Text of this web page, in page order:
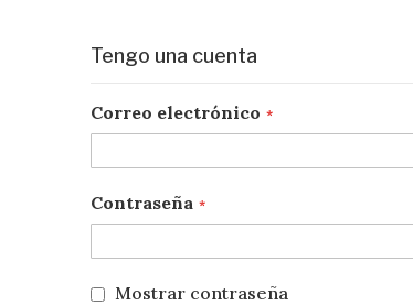
Tengo una cuenta
Correo electrónico
Contraseña
Mostrar contraseña